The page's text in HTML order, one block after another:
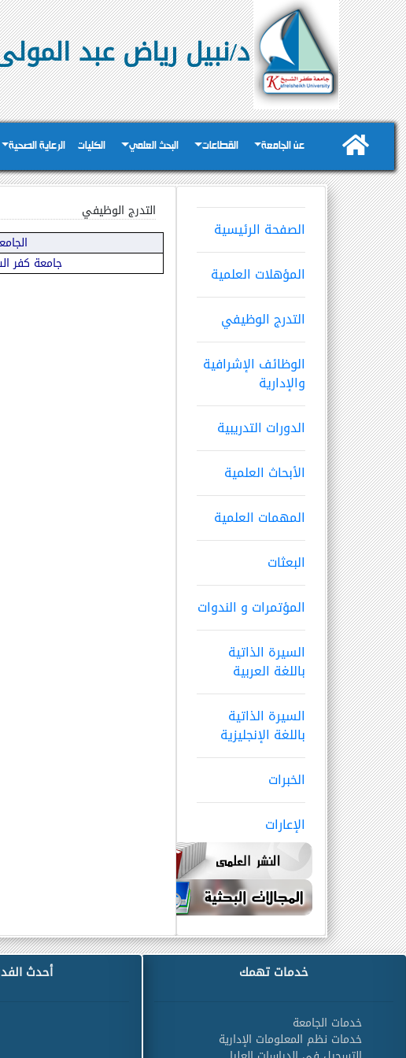
د/نبيل رياض عبد
عن الجامعة القطاعات البحث العلمي الكليات الرعاية الصحية
الصفحة الرئيسية
المؤهلات العلمية
التدرج الوظيفي
الوظائف الإشرافية
والإدارية
الدورات التدريبية
الأبحاث العلمية
المهمات العلمية
البعثات
المؤتمرات و الندوات
السيرة الذاتية
باللغة العربية
السيرة الذاتية
باللغة الإنجليزية
الخبرات
الإعارات
التدرج الوظيفي
جامعة كفر
خدمات تهمك
خدمات الجامعة
خدمات نظم المعلومات الإدارية
أحدث